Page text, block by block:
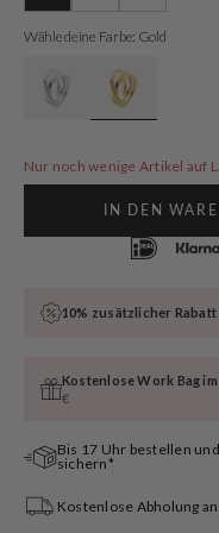
ausverkauft
oder
nicht
oder
nicht
oder
nicht
Wähle deine Farbe: Gold
Nur noch wenige Artikel auf
IN DEN
10% zusätzlicher Rabatt
Kostenlose Work Bag
€
Bis 17 Uhr bestellen
sichern*
Kostenlose Abholung